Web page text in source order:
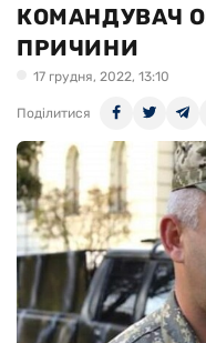
КОМАНДУВАЧ
ПРИЧИНИ
17 грудня, 2022, 13:10
Поділитися